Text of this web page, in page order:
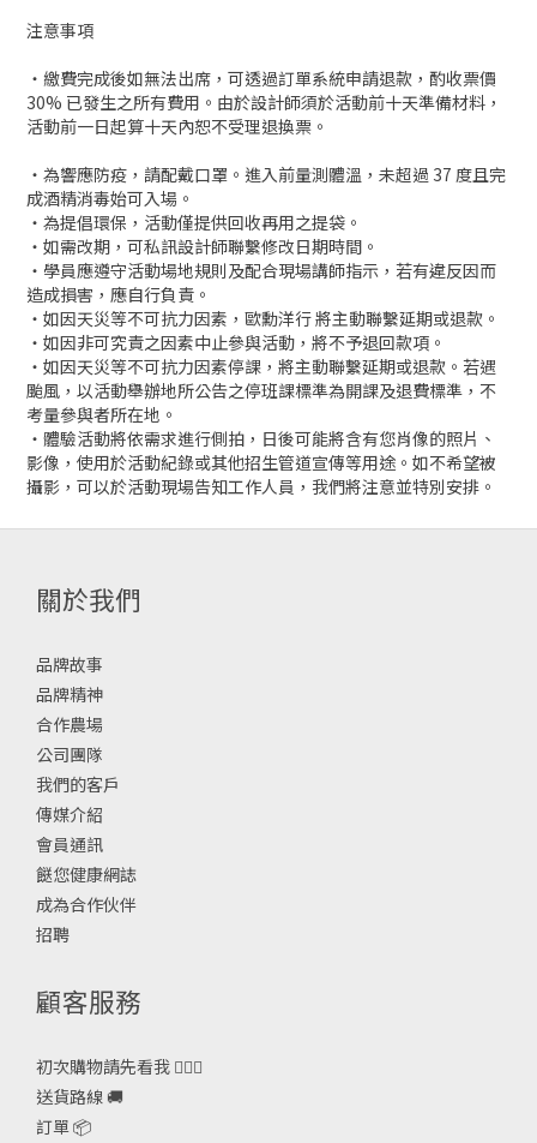
注意事項
・繳費完成後如無法出席，可透過訂單系統申請退款，酌收票價
30% 已發生之所有費用。由於設計師須於活動前十天準備材料，
活動前一日起算十天內恕不受理退換票。
・為響應防疫，請配戴口罩。進入前量測體溫，未超過 37 度且完
成酒精消毒始可入場。
・為提倡環保，活動僅提供回收再用之提袋。
・如需改期，可私訊設計師聯繫修改日期時間。
・學員應遵守活動場地規則及配合現場講師指示，若有違反因而
造成損害，應自行負責。
・如因天災等不可抗力因素，歐勳洋行 將主動聯繫延期或退款。
・如因非可究責之因素中止參與活動，將不予退回款項。
・如因天災等不可抗力因素停課，將主動聯繫延期或退款。若遇
颱風，以活動舉辦地所公告之停班課標準為開課及退費標準，不
考量參與者所在地。
・體驗活動將依需求進行側拍，日後可能將含有您肖像的照片、
影像，使用於活動紀錄或其他招生管道宣傳等用途。如不希望被
攝影，可以於活動現場告知工作人員，我們將注意並特別安排。
關於我們
品牌故事
品牌精神
合作農場
公司團隊
我們的客戶
傳媒介紹
會員通訊
餸您健康網誌
成為合作伙伴
招聘
顧客服務
初次購物請先看我 🙋🏻‍♀️
送貨路線 🚚
訂單 📦